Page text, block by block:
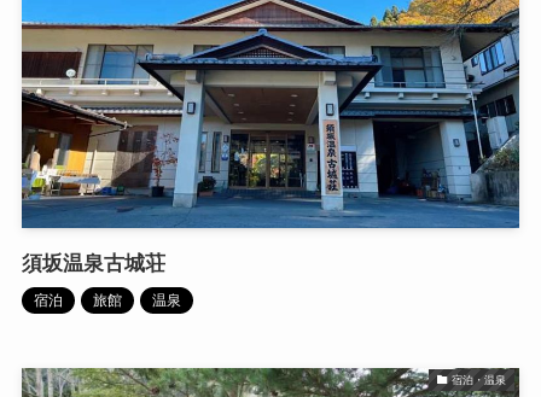
須坂温泉古城荘
宿泊 旅館 温泉
宿泊・温泉